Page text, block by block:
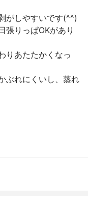
がしやすいです(^^)
張りっぱOKがあり
りあたたかくなっ
ぶれにくいし、蒸れ